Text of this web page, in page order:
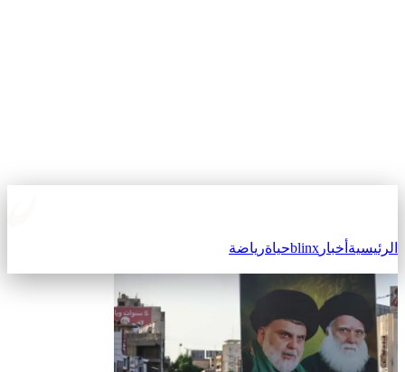
الرئيسيةأخبارblinxحياةرياضة